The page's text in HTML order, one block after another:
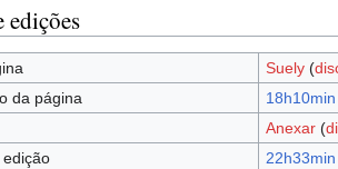
Suely (
da página
Anexar (